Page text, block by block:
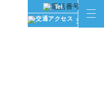
交通アク
Tel